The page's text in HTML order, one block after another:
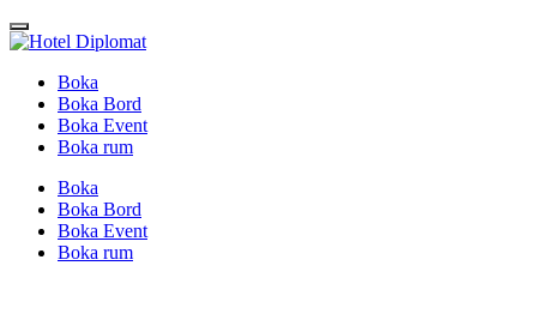
Boka
Boka Bord
Boka Event
Boka rum
Boka
Boka Bord
Boka Event
Boka rum